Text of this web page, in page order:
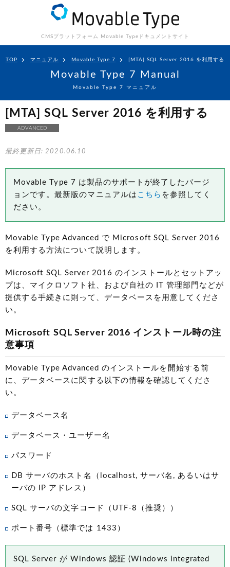
CMSプラットフォーム Movable Type ドキュメントサイト
TOP マニュアル Movable Type 7 [MTA] SQL Server 2016 を利用する
Movable Type 7 Manual
Movable Type 7 マニュアル
[MTA] SQL Server 2016 を利用する
ADVANCED
最終更新日: 2020.06.10
Movable Type 7 は製品のサポートが終了したバージ
ョンです。最新版のマニュアルは こちら を参照してく
ださい。
Movable Type Advanced で Microsoft SQL Server 2016
を利用する方法について説明します。
Microsoft SQL Server 2016 のインストールとセットアッ
プは、マイクロソフト社、および自社の IT 管理部門などが
提供する手続きに則って、データベースを用意してくださ
い。
Microsoft SQL Server 2016 インストール時の注
意事項
Movable Type Advanced のインストールを開始する前
に、データベースに関する以下の情報を確認してくださ
い。
データベース名
データベース・ユーザー名
パスワード
DB サーバのホスト名（localhost, サーバ名, あるいはサ
ーバの IP アドレス）
SQL サーバの文字コード（UTF-8（推奨））
ポート番号（標準では 1433）
SQL Server が Windows 認証 (Windows integrated